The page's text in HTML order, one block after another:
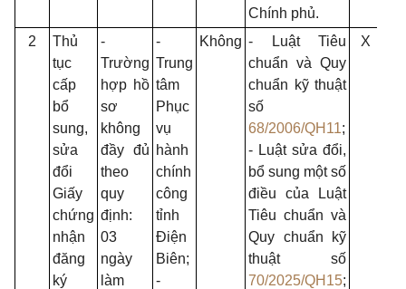
Chính phủ.
2
Thủ
tục
cấp
bổ
sung,
sửa
đổi
Giấy
chứng
nhận
đăng
ký
-
Trường
hợp hồ
sơ
không
đầy đủ
theo
quy
định:
03
ngày
làm
-
Trung
tâm
Phục
vụ
hành
chính
công
tỉnh
Điện
Biên;
-
Không - Luật Tiêu
chuẩn và Quy
chuẩn kỹ thuật
số
68/2006/QH11;
- Luật sửa đổi,
bổ sung một số
điều của Luật
Tiêu chuẩn và
Quy chuẩn kỹ
thuật số
70/2025/QH15;
X